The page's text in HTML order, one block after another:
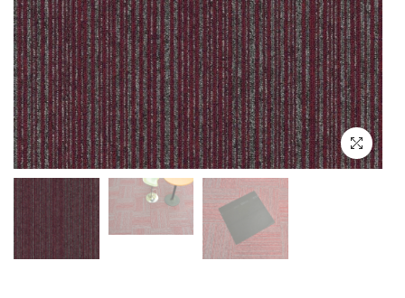
SOUTĚŽ
KONTAKT